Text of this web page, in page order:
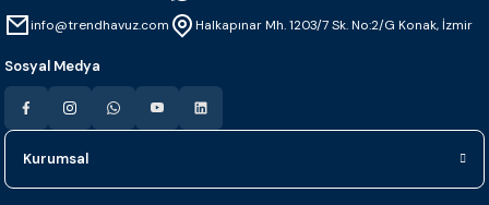
info@trendhavuz.com
Halkapınar Mh. 1203/7 Sk. No:2/G Konak, İzmir
Sosyal Medya
Kurumsal